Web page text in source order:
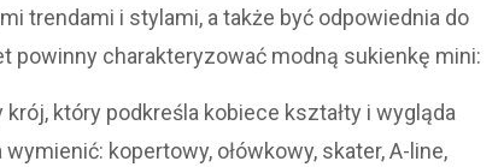
trendami i stylami, a także być odpowiednia do
powinny charakteryzować modną sukienkę mini:
który podkreśla kobiece kształty i wygląda
kopertowy, ołówkowy, skater, A-line,